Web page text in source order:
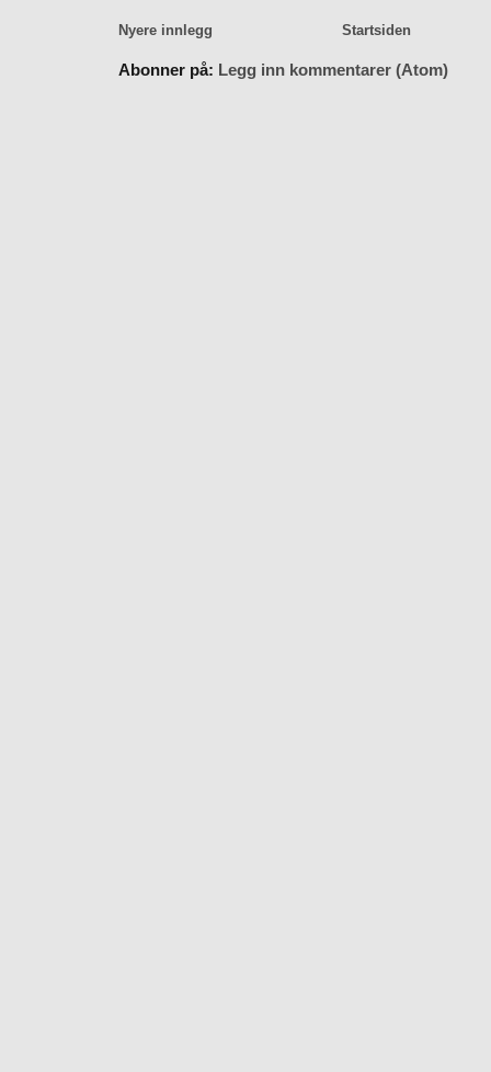
Nyere innlegg Startsiden
Abonner på: Legg inn kommentarer (Atom)